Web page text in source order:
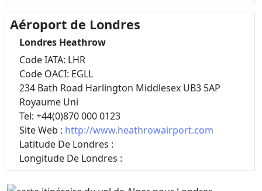
Aéroport de Londres
Londres Heathrow
Code IATA: LHR
Code OACI: EGLL
234 Bath Road Harlington Middlesex UB3 5AP
Royaume Uni
Tel: +44(0)870 000 0123
Site Web : http://www.heathrowairport.com
Latitude De Londres :
Longitude De Londres :